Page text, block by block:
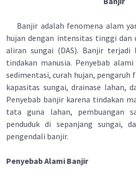
Banjir adalah fenomena alam
hujan dengan intensitas tinggi dan
aliran sungai (DAS). Banjir terjadi
tindakan manusia. Penyebab
sedimentasi, curah hujan,
kapasitas sungai, drainase lahan,
Penyebab banjir karena tindakan
tata guna lahan, pembuangan
penduduk di sepanjang sungai,
pengendali banjir.
Penyebab Alami Banjir